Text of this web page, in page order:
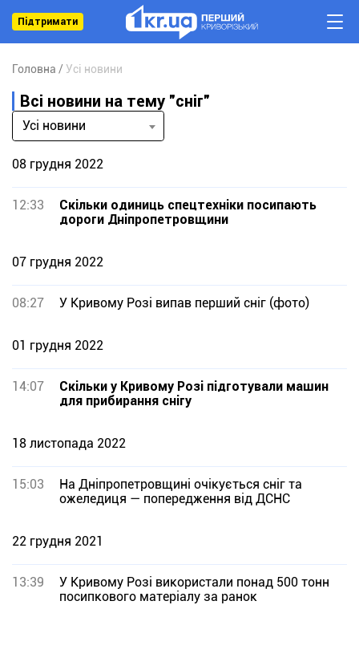
Підтримати
Головна Усі новини
Всі новини на тему "сніг"
Усі новини
08 грудня 2022
12:33
Скільки одиниць спецтехніки посипають
дороги Дніпропетровщини
07 грудня 2022
08:27 У Кривому Розі випав перший сніг (фото)
01 грудня 2022
14:07
Скільки у Кривому Розі підготували машин
для прибирання снігу
18 листопада 2022
15:03
На Дніпропетровщині очікується сніг та
ожеледиця — попередження від ДСНС
22 грудня 2021
13:39
У Кривому Розі використали понад 500 тонн
посипкового матеріалу за ранок